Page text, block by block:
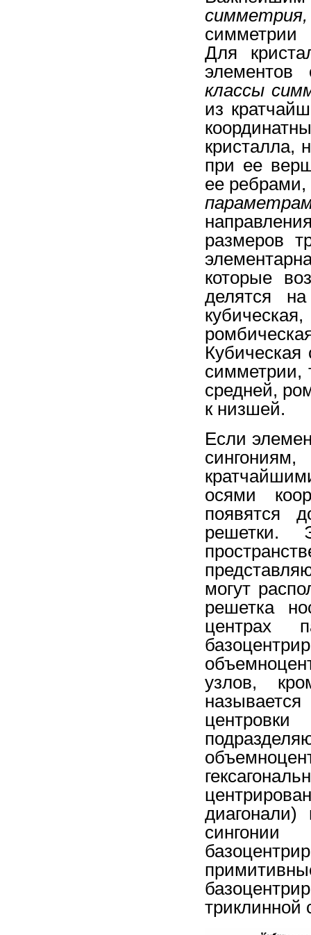
симметрии
Для
классы
из
кристалла,
при ее
ее
размеров
которые
делятся
Кубическая
симметрии,
средней,
к низшей.
Если
осями
появятся
решетки.
могут
решетка
центрах
узлов,
триклинной